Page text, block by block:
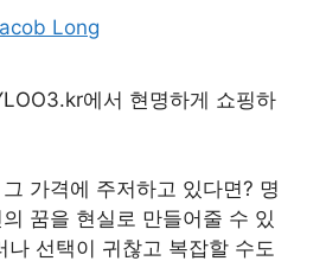
Long
에서 현명하게 쇼핑하
가격에 주저하고 있다면? 명
꿈을 현실로 만들어줄 수 있
나 선택이 귀찮고 복잡할 수도